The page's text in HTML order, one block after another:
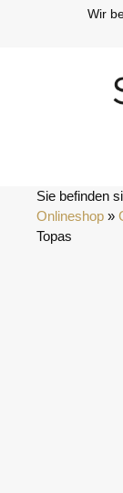
Wir
Sie befinden
Onlineshop »
Topas